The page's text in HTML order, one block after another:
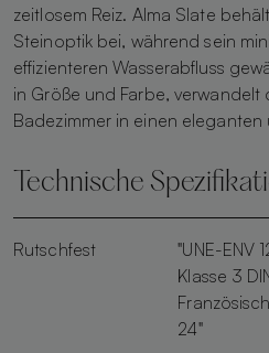
zeitlosem Reiz. Alma Slate
Steinoptik bei, während sein
effizienteren Wasserabfluss
in Größe und Farbe, verwandelt
Badezimmer in einen
Technische
Rutschfest
"UNE-ENV
Klasse 3
24"